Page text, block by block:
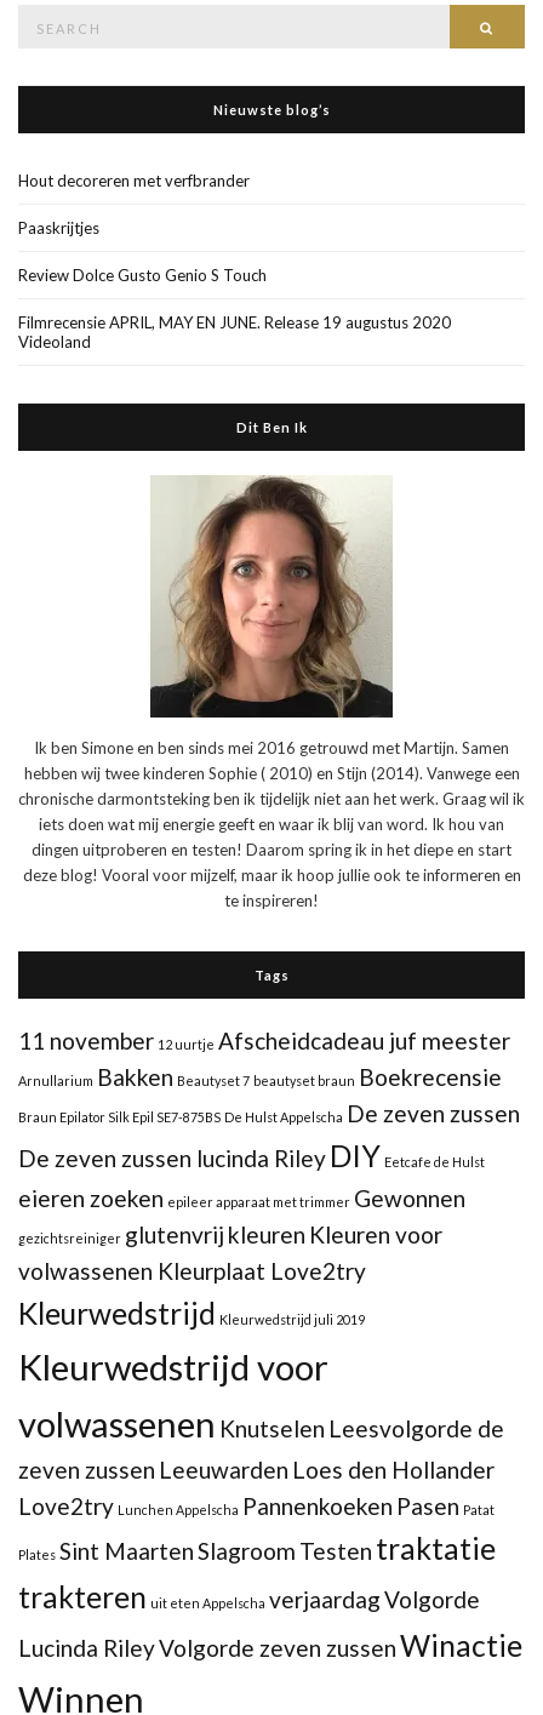
Nieuwste blog’s
Hout decoreren met verfbrander
Paaskrijtjes
Review Dolce Gusto Genio S Touch
Filmrecensie APRIL, MAY EN JUNE. Release 19 augustus 2020
Videoland
Dit Ben Ik
Ik ben Simone en ben sinds mei 2016 getrouwd met Martijn. Samen
hebben wij twee kinderen Sophie ( 2010) en Stijn (2014). Vanwege een
chronische darmontsteking ben ik tijdelijk niet aan het werk. Graag wil ik
iets doen wat mij energie geeft en waar ik blij van word. Ik hou van
dingen uitproberen en testen! Daarom spring ik in het diepe en start
deze blog! Vooral voor mijzelf, maar ik hoop jullie ook te informeren en
te inspireren!
Tags
11 november 12 uurtje Afscheidcadeau juf meester
Arnullarium Bakken Beautyset 7 beautyset braun Boekrecensie
Braun Epilator Silk Epil SE7-875BS De Hulst Appelscha De zeven zussen
De zeven zussen lucinda Riley DIY Eetcafe de Hulst
eieren zoeken epileer apparaat met trimmer Gewonnen
gezichtsreiniger glutenvrij kleuren Kleuren voor
volwassenen Kleurplaat Love2try
Kleurwedstrijd Kleurwedstrijd juli 2019
Kleurwedstrijd voor
volwassenen Knutselen Leesvolgorde de
zeven zussen Leeuwarden Loes den Hollander
Love2try Lunchen Appelscha Pannenkoeken Pasen Patat
Plates Sint MaartenSlagroom Testen traktatie
trakteren uit eten Appelscha verjaardagVolgorde
Lucinda RileyVolgorde zeven zussenWinactie
Winnen